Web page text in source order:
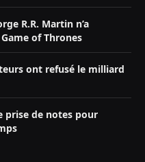
R.R. Martin n’a
of Thrones
ont refusé le milliard
prise de notes pour